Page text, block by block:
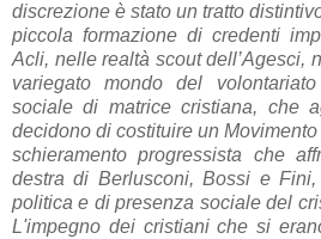
discrezione è stato un tratto
piccola formazione di credenti
Acli, nelle realtà scout dell’Agesci,
variegato mondo del
sociale di matrice cristiana, che
decidono di costituire un
schieramento progressista che
destra di Berlusconi, Bossi e
politica e di presenza sociale del
L'impegno dei cristiani che si